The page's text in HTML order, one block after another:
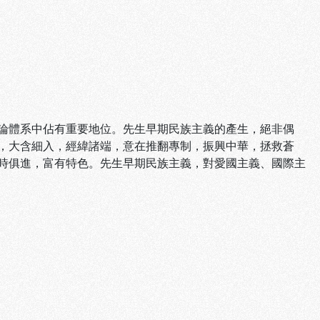
系中佔有重要地位。先生早期民族主義的產生，絕非偶
含細入，經緯諸端，意在推翻專制，振興中華，拯救蒼
進，富有特色。先生早期民族主義，對愛國主義、國際主